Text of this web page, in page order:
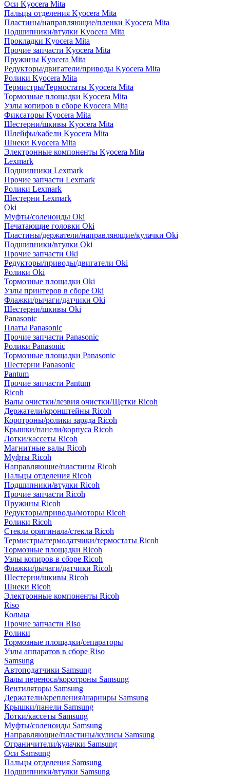
Оси Kyocera Mita
Пальцы отделения Kyocera Mita
Пластины/направляющие/пленки Kyocera Mita
Подшипники/втулки Kyocera Mita
Прокладки Kyocera Mita
Прочие запчасти Kyocera Mita
Пружины Kyocera Mita
Редукторы/двигатели/приводы Kyocera Mita
Ролики Kyocera Mita
Термистры/Термостаты Kyocera Mita
Тормозные площадки Kyocera Mita
Узлы копиров в сборе Kyocera Mita
Фиксаторы Kyocera Mita
Шестерни/шкивы Kyocera Mita
Шлейфы/кабели Kyocera Mita
Шнеки Kyocera Mita
Электронные компоненты Kyocera Mita
Lexmark
Подшипники Lexmark
Прочие запчасти Lexmark
Ролики Lexmark
Шестерни Lexmark
Oki
Муфты/соленоиды Oki
Печатающие головки Oki
Пластины/держатели/направляющие/кулачки Oki
Подшипники/втулки Oki
Прочие запчасти Oki
Редукторы/приводы/двигатели Oki
Ролики Oki
Тормозные площадки Oki
Узлы принтеров в сборе Oki
Флажки/рычаги/датчики Oki
Шестерни/шкивы Oki
Panasonic
Платы Panasonic
Прочие запчасти Panasonic
Ролики Panasonic
Тормозные площадки Panasonic
Шестерни Panasonic
Pantum
Прочие запчасти Pantum
Ricoh
Валы очистки/лезвия очистки/Щетки Ricoh
Держатели/кронштейны Ricoh
Коротроны/ролики заряда Ricoh
Крышки/панели/корпуса Ricoh
Лотки/кассеты Ricoh
Магнитные валы Ricoh
Муфты Ricoh
Направляющие/пластины Ricoh
Пальцы отделения Ricoh
Подшипники/втулки Ricoh
Прочие запчасти Ricoh
Пружины Ricoh
Редукторы/приводы/моторы Ricoh
Ролики Ricoh
Стекла оригинала/стекла Ricoh
Термистры/термодатчики/термостаты Ricoh
Тормозные площадки Ricoh
Узлы копиров в сборе Ricoh
Флажки/рычаги/датчики Ricoh
Шестерни/шкивы Ricoh
Шнеки Ricoh
Электронные компоненты Ricoh
Riso
Кольца
Прочие запчасти Riso
Ролики
Тормозные площадки/сепараторы
Узлы аппаратов в сборе Riso
Samsung
Автоподатчики Samsung
Валы переноса/коротроны Samsung
Вентиляторы Samsung
Держатели/крепления/шарниры Samsung
Крышки/панели Samsung
Лотки/кассеты Samsung
Муфты/соленоиды Samsung
Направляющие/пластины/кулисы Samsung
Ограничители/кулачки Samsung
Оси Samsung
Пальцы отделения Samsung
Подшипники/втулки Samsung